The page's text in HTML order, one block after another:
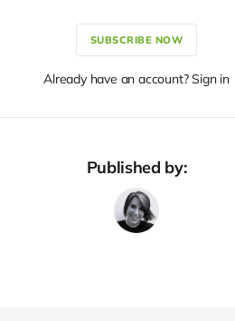
SUBSCRIBE NOW
Already have an account? Sign in
Published by: